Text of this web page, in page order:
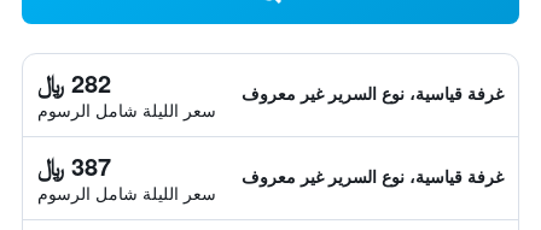
غرفة قياسية، نوع السرير غير معروف 282 ﷼
سعر الليلة شامل الرسوم
غرفة قياسية، نوع السرير غير معروف 387 ﷼
سعر الليلة شامل الرسوم